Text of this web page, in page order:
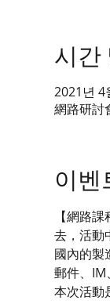
시간
2021년 4
網路研討
이벤
【網路
去，活動
國內的製
郵件、IM
本次活動